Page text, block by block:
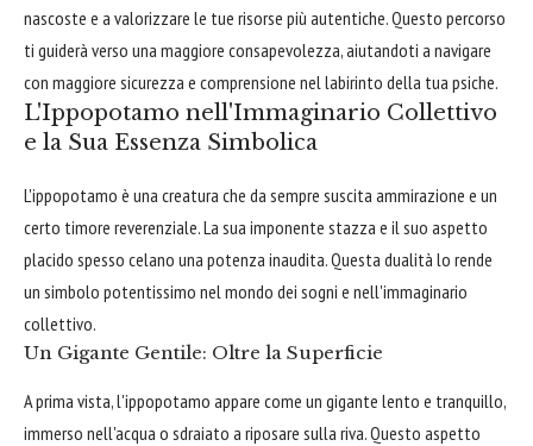
nascoste e a valorizzare le tue risorse più autentiche. Questo percorso
ti guiderà verso una maggiore consapevolezza, aiutandoti a navigare
con maggiore sicurezza e comprensione nel labirinto della tua psiche.
L'Ippopotamo nell'Immaginario Collettivo
e la Sua Essenza Simbolica
L'ippopotamo è una creatura che da sempre suscita ammirazione e un
certo timore reverenziale. La sua imponente stazza e il suo aspetto
placido spesso celano una potenza inaudita. Questa dualità lo rende
un simbolo potentissimo nel mondo dei sogni e nell'immaginario
collettivo.
Un Gigante Gentile: Oltre la Superficie
A prima vista, l'ippopotamo appare come un gigante lento e tranquillo,
immerso nell'acqua o sdraiato a riposare sulla riva. Questo aspetto